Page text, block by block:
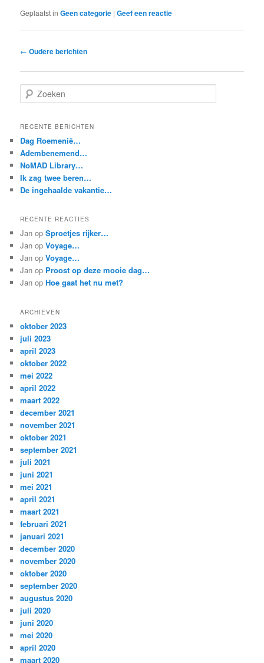
Geplaatst in Geen categorie |Geef een reactie
Berichtnavigatie
← Oudere berichten
o
k
n
RECENTE BERICHTEN
Dag Roemenië…
Adembenemend…
NoMAD Library…
Ik zag twee beren…
De ingehaalde vakantie…
RECENTE REACTIES
Jan opSproetjes rijker…
Jan opVoyage…
Jan opVoyage…
Jan op Proost op deze mooie dag…
Jan opHoe gaat het nu met?
ARCHIEVEN
oktober 2023
juli 2023
april 2023
oktober 2022
mei 2022
april 2022
maart 2022
december 2021
november 2021
oktober 2021
september 2021
juli 2021
juni 2021
mei 2021
april 2021
maart 2021
februari 2021
januari 2021
december 2020
november 2020
oktober 2020
september 2020
augustus 2020
juli 2020
juni 2020
mei 2020
april 2020
maart 2020